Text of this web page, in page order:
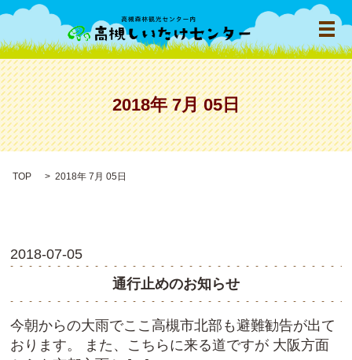
メ
2018年 7月 05日
TOP 2018年 7月 05日
2018-07-05
通行止めのお知らせ
今朝からの大雨でここ高槻市北部も避難勧告が出て
おります。 また、こちらに来る道ですが 大阪方面